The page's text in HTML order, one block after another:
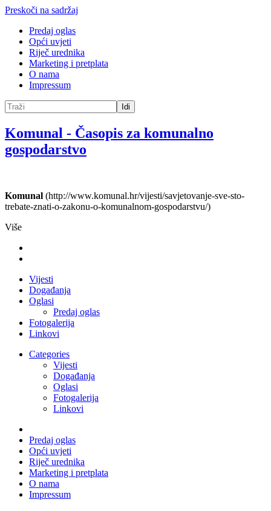
Preskoči na sadržaj
Predaj oglas
Opći uvjeti
Riječ urednika
Marketing i pretplata
O nama
Impressum
Idi
Komunal - Časopis za komunalno
gospodarstvo
Komunal (http://www.komunal.hr/vijesti/savjetovanje-sve-sto-
trebate-znati-o-zakonu-o-komunalnom-gospodarstvu/)
Više
Vijesti
Događanja
Oglasi
Predaj oglas
Fotogalerija
Linkovi
Categories
Vijesti
Događanja
Oglasi
Fotogalerija
Linkovi
Predaj oglas
Opći uvjeti
Riječ urednika
Marketing i pretplata
O nama
Impressum